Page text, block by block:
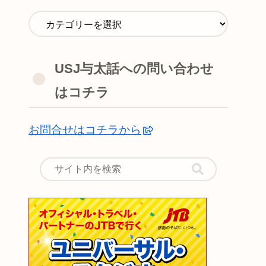
USJ与太話への問い合わせ
はコチラ
お問合せはコチラから